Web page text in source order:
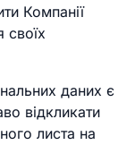
Компанії
своїх
даних є
відкликати
листа на